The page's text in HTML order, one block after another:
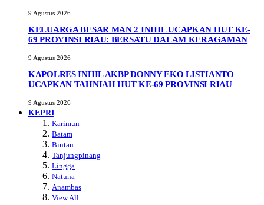
9 Agustus 2026
KELUARGA BESAR MAN 2 INHIL UCAPKAN HUT KE-
69 PROVINSI RIAU: BERSATU DALAM KERAGAMAN
9 Agustus 2026
KAPOLRES INHIL AKBP DONNY EKO LISTIANTO
UCAPKAN TAHNIAH HUT KE-69 PROVINSI RIAU
9 Agustus 2026
KEPRI
Karimun
Batam
Bintan
Tanjungpinang
Lingga
Natuna
Anambas
View All